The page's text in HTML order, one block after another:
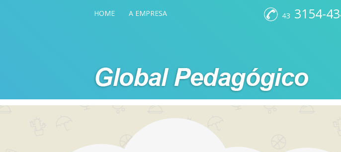
HOME A EMPRESA 43 3154-